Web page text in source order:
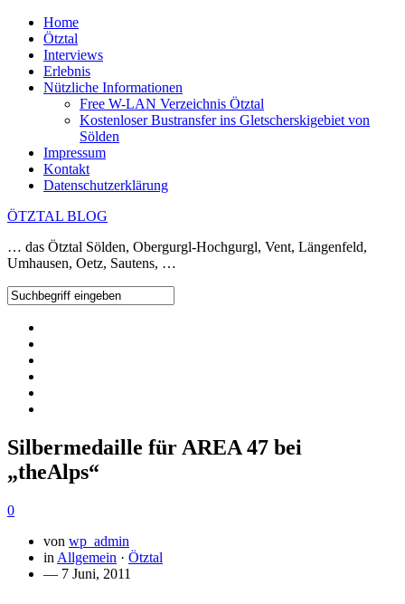
Home
Ötztal
Interviews
Erlebnis
Nützliche Informationen
Free W-LAN Verzeichnis Ötztal
Kostenloser Bustransfer ins Gletscherskigebiet von
Sölden
Impressum
Kontakt
Datenschutzerklärung
ÖTZTAL BLOG
… das Ötztal Sölden, Obergurgl-Hochgurgl, Vent, Längenfeld,
Umhausen, Oetz, Sautens, …
Silbermedaille für AREA 47 bei
„theAlps“
0
von wp_admin
in Allgemein · Ötztal
— 7 Juni, 2011